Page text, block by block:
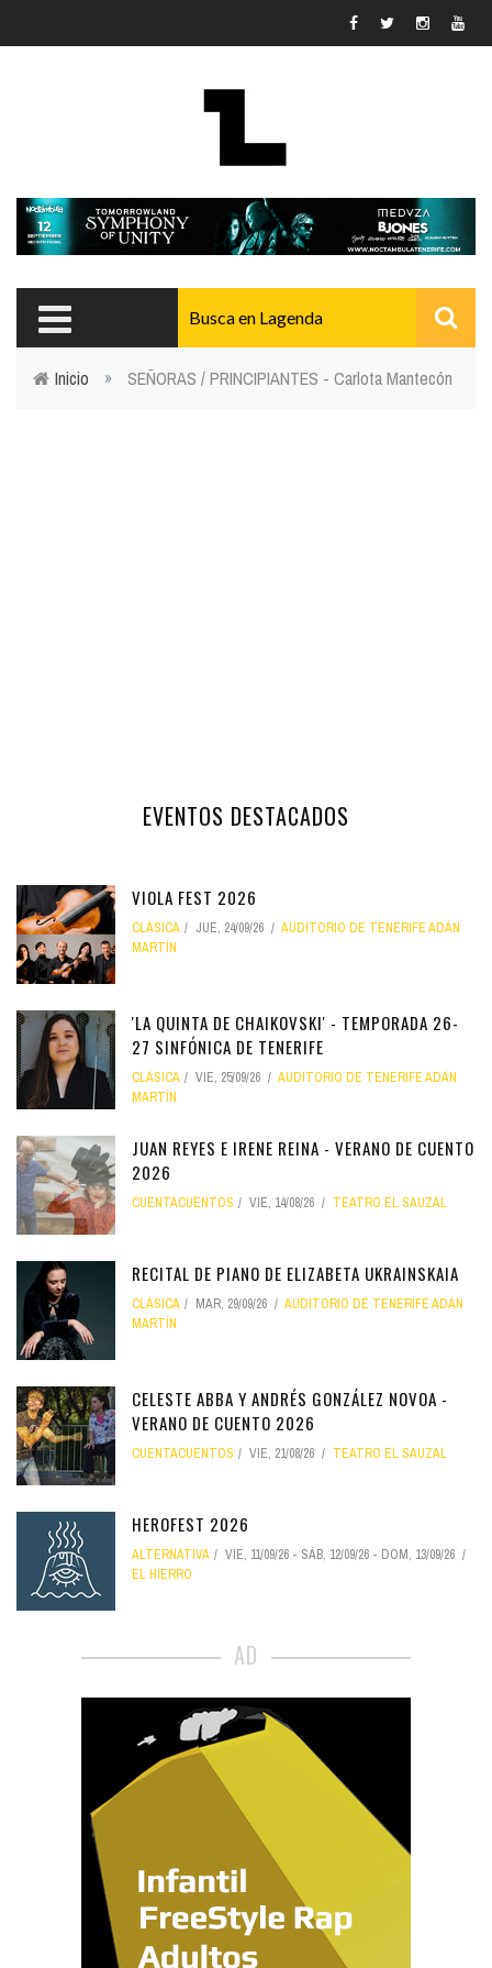
Inicio » SEÑORAS / PRINCIPIANTES - Carlota Mantecón
EVENTOS DESTACADOS
VIOLA FEST 2026
CLÁSICA JUE, 24/09/26
AUDITORIO DE TENERIFE ADÁN
MARTÍN
'LA QUINTA DE CHAIKOVSKI' - TEMPORADA 26-
27 SINFÓNICA DE TENERIFE
CLÁSICA VIE, 25/09/26
AUDITORIO DE TENERIFE ADÁN
MARTÍN
JUAN REYES E IRENE REINA - VERANO DE CUENTO
2026
CUENTACUENTOS VIE, 14/08/26 TEATRO EL SAUZAL
RECITAL DE PIANO DE ELIZABETA UKRAINSKAIA
CLÁSICA MAR, 29/09/26
AUDITORIO DE TENERIFE ADÁN
MARTÍN
CELESTE ABBA Y ANDRÉS GONZÁLEZ NOVOA -
VERANO DE CUENTO 2026
CUENTACUENTOS VIE, 21/08/26 TEATRO EL SAUZAL
HEROFEST 2026
ALTERNATIVA VIE, 11/09/26 - SÁB, 12/09/26 - DOM, 13/09/26
EL HIERRO
AD